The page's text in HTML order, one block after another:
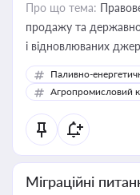
Про що тема:
продажу та
і відновлюваних
Паливно-
Агропромисловий
Міграційні